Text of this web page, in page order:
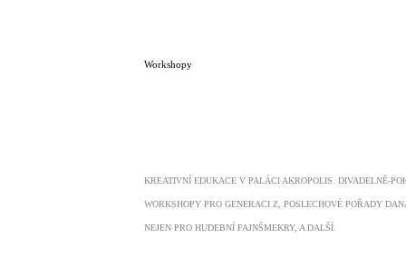
Workshopy
KREATIVNÍ EDUKACE V PALÁCI AKROPOLIS. DIVADELNĚ-
WORKSHOPY PRO GENERACI Z, POSLECHOVÉ POŘADY
NEJEN PRO HUDEBNÍ FAJNŠMEKRY, A DALŠÍ.